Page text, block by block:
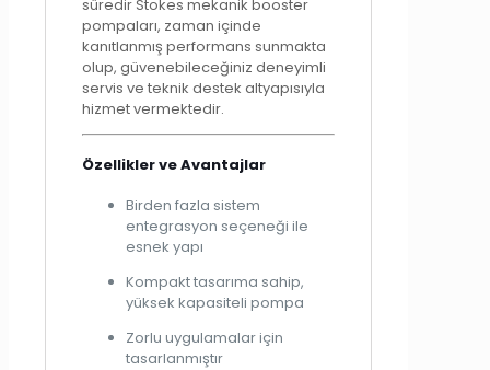
süredir Stokes mekanik booster
pompaları, zaman içinde
kanıtlanmış performans sunmakta
olup, güvenebileceğiniz deneyimli
servis ve teknik destek altyapısıyla
hizmet vermektedir.
Özellikler ve Avantajlar
Birden fazla sistem
entegrasyon seçeneği ile
esnek yapı
Kompakt tasarıma sahip,
yüksek kapasiteli pompa
Zorlu uygulamalar için
tasarlanmıştır